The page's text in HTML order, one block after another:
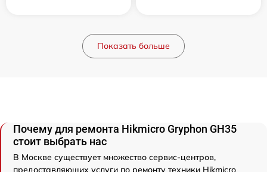
Показать больше
Почему для ремонта Hikmicro Gryphon GH35
стоит выбрать нас
В Москве существует множество сервис-центров,
предоставляющих услуги по ремонту техники Hikmicro